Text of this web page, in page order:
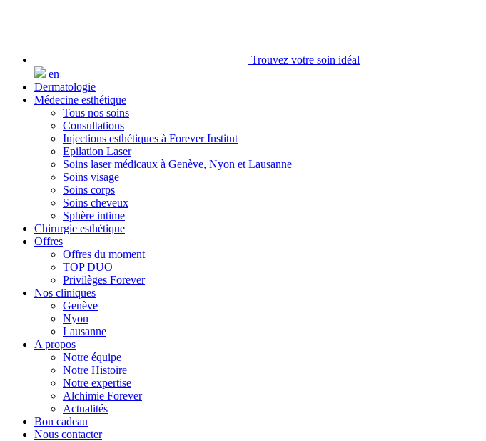
Trouvez votre soin idéal
en
Dermatologie
Médecine esthétique
Tous nos soins
Consultations
Injections esthétiques à Forever Institut
Epilation Laser
Soins laser médicaux à Genève, Nyon et Lausanne
Soins visage
Soins corps
Soins cheveux
Sphère intime
Chirurgie esthétique
Offres
Offres du moment
TOP DUO
Privilèges Forever
Nos cliniques
Genève
Nyon
Lausanne
A propos
Notre équipe
Notre Histoire
Notre expertise
Alchimie Forever
Actualités
Bon cadeau
Nous contacter